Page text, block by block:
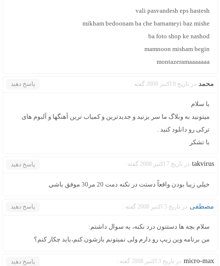
vali pasvandesh eps hastesh
mikham bedoonam ba che barnameyi baz mishe
ba foto shop ke nashod
mamnoon misham begin
montazeramaaaaaaa
محمد در تاریخ 8 اکتبر 2008 گفته : پاسخ دهید
با سلام
میتونید به وبلاگ ما سر بزنید و جدیدترین و کمیاب ترین آهنگها و آلبوم های
ترکی رو دانلود کنید .
با تشکر
takvirus در تاریخ 7 اکتبر 2008 گفته : پاسخ دهید
خيلي زيبا بودن واقعاً دستت در نكنه دمت 20 مر30 موفق باشي
مصطفی در تاریخ 5 اکتبر 2008 گفته : پاسخ دهید
سلام بچه ها دستتون درد نکنه، یه سوال داشتم:
من برنامه وین زیپ رو دارم ولی نمیتونم بازشون کنم،باید چکار کنم؟
micro-max در تاریخ 3 اکتبر 2008 گفته : پاسخ دهید